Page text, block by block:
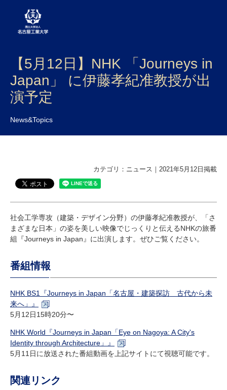
大学案内
学部・大学院・センター
入試
研究・教員Navi
受験生
寄附のお願い
アクセス
【5月12日】NHK 「Journeys in
Japan」 に伊藤孝紀准教授が出
演予定
News&Topics
カテゴリ：ニュース｜2021年5月12日掲載
社会工学専攻（建築・デザイン分野）の伊藤孝紀准教授が、
「さ
まざまな日本」の姿を美しい映像でじっくりと伝えるNHKの旅番
組『Journeys in Japan』に出演します。ぜひご覧ください。
番組情報
NHK BS1『Journeys in Japan 「名古屋・建築探訪 古代から未
来へ」』
5月12日15時20分〜
NHK World『Journeys in Japan 「 Eye on Nagoya: A City's
Identity through Architecture 」』
5月11日に放送された番組動画を上記サイトにて視聴可能です。
関連リンク